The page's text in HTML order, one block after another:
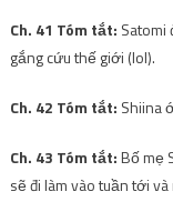
Ch. 41 Tóm tắt: Satomi
gắng cứu thế giới (lol).
Ch. 42 Tóm tắt: Shiina
Ch. 43 Tóm tắt:Bố mẹ
sẽ đi làm vào tuần tới